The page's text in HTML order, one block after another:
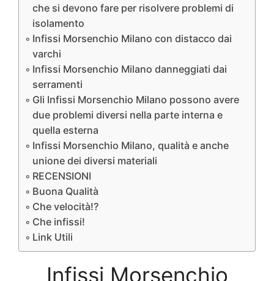
che si devono fare per risolvere problemi di
isolamento
Infissi Morsenchio Milano con distacco dai
varchi
Infissi Morsenchio Milano danneggiati dai
serramenti
Gli Infissi Morsenchio Milano possono avere
due problemi diversi nella parte interna e
quella esterna
Infissi Morsenchio Milano, qualità e anche
unione dei diversi materiali
RECENSIONI
Buona Qualità
Che velocità!?
Che infissi!
Link Utili
Infissi Morsenchio